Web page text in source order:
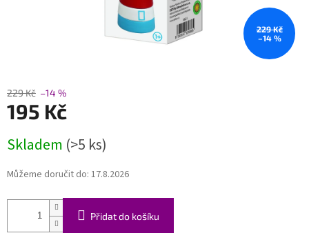
229 Kč
–14 %
229 Kč –14 %
195 Kč
cena:
Skladem (>5 ks)
Můžeme doručit do: 17.8.2026
Přidat do košíku